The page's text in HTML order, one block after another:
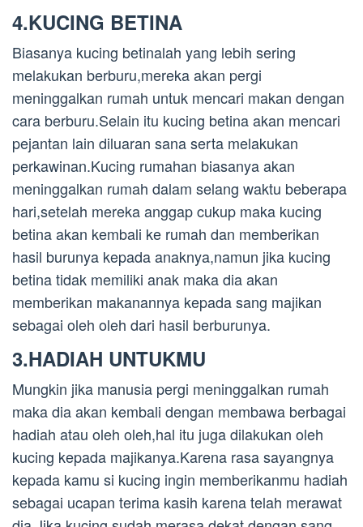
4.KUCING BETINA
Biasanya kucing betinalah yang lebih sering
melakukan berburu,mereka akan pergi
meninggalkan rumah untuk mencari makan dengan
cara berburu.Selain itu kucing betina akan mencari
pejantan lain diluaran sana serta melakukan
perkawinan.Kucing rumahan biasanya akan
meninggalkan rumah dalam selang waktu beberapa
hari,setelah mereka anggap cukup maka kucing
betina akan kembali ke rumah dan memberikan
hasil burunya kepada anaknya,namun jika kucing
betina tidak memiliki anak maka dia akan
memberikan makanannya kepada sang majikan
sebagai oleh oleh dari hasil berburunya.
3.HADIAH UNTUKMU
Mungkin jika manusia pergi meninggalkan rumah
maka dia akan kembali dengan membawa berbagai
hadiah atau oleh oleh,hal itu juga dilakukan oleh
kucing kepada majikanya.Karena rasa sayangnya
kepada kamu si kucing ingin memberikanmu hadiah
sebagai ucapan terima kasih karena telah merawat